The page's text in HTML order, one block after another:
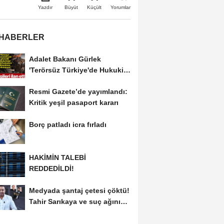
Yazdır Büyüt Küçült Yorumlar
Adalet Bakanı Gürlek
'Terörsüz Türkiye'de Hukuki
Resmi Gazete’de yayımlandı:
Kritik yeşil pasaport kararı
Borç patladı icra fırladı
HAKİMİN TALEBİ
REDDEDİLDİ!
Medyada şantaj çetesi çöktü!
Tahir Sarıkaya ve suç ağının